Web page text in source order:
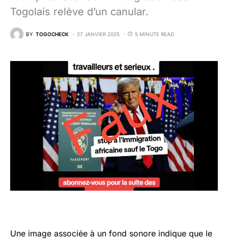
Togolais relève d’un canular.
BY TOGOCHECK 27 JANVIER 2025 5 MINUTE READ
Une image associée à un fond sonore indique que le